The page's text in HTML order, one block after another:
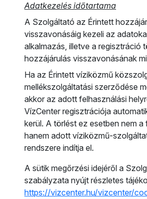
Adatkezelés időtartama
A Szolgáltató az Érintett
visszavonásáig kezeli az
alkalmazás, illetve a regisztráció
hozzájárulás visszavonásának
Ha az Érintett víziközmű
mellékszolgáltatási szerződése
akkor az adott felhasználási
VízCenter regisztrációja
kerül. A törlést ez esetben nem a
hanem adott víziközmű-
rendszere indítja el.
A sütik megőrzési idejéről a
szabályzata nyújt részletes
https://vizcenter.hu/vizcenter/